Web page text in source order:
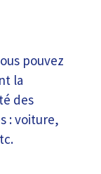
pouvez
la
des
: voiture,